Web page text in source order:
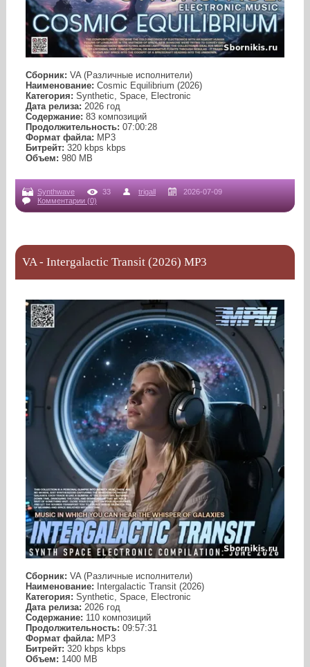
Сборник: VA (Различные исполнители)
Наименование: Cosmic Equilibrium (2026)
Категория: Synthetic, Space, Electronic
Дата релиза: 2026 год
Содержание: 83 композиций
Продолжительность: 07:00:28
Формат файла: MP3
Битрейт: 320 kbps kbps
Объем: 980 МB
Synthwave 33 trigall
2026-07-09
Комментарии (0)
VA - Intergalactic Transit (2026) MP3
Сборник: VA (Различные исполнители)
Наименование: Intergalactic Transit (2026)
Категория: Synthetic, Space, Electronic
Дата релиза: 2026 год
Содержание: 110 композиций
Продолжительность: 09:57:31
Формат файла: MP3
Битрейт: 320 kbps kbps
Объем: 1400 МB